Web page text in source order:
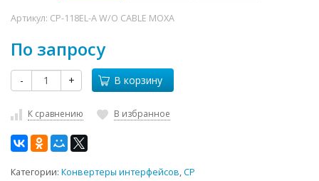
Артикул: CP-118EL-A W/O CABLE MOXA
По запросу
- + В корзину
К сравнению В избранное
Категории: Конвертеры интерфейсов,CP